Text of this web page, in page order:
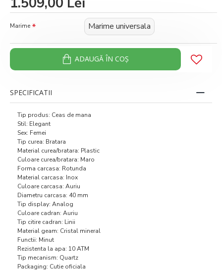
Marime Marime universala
ADAUGĂ ÎN COŞ
SPECIFICATII
Tip produs: Ceas de mana
Stil: Elegant
Sex: Femei
Tip curea: Bratara
Material curea/bratara: Plastic
Culoare curea/bratara: Maro
Forma carcasa: Rotunda
Material carcasa: Inox
Culoare carcasa: Auriu
Diametru carcasa: 40 mm
Tip display: Analog
Culoare cadran: Auriu
Tip citire cadran: Linii
Material geam: Cristal mineral
Functii: Minut
Rezistenta la apa: 10 ATM
Tip mecanism: Quartz
Packaging: Cutie oficiala